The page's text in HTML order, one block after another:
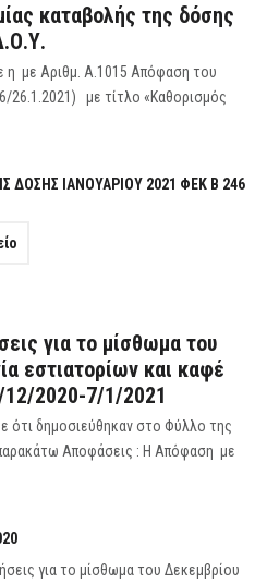
καταβολής της δόσης
η με Αριθμ. Α.1015 Απόφαση του
26.1.2021) με τίτλο «Καθορισμός
ΔΟΣΗΣ ΙΑΝΟΥΑΡΙΟΥ 2021 ΦΕΚ B 246
για το μίσθωμα του
εστιατορίων και καφέ
12/2020-7/1/2021
ότι δημοσιεύθηκαν στο Φύλλο της
Αποφάσεις : Η Απόφαση με
για το μίσθωμα του Δεκεμβρίου